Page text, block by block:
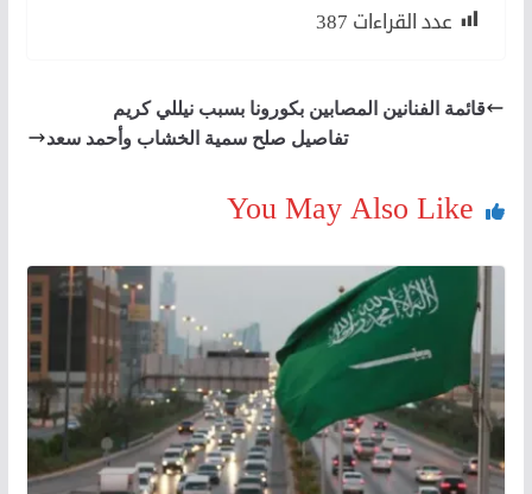
عدد القراءات 387
قائمة الفنانين المصابين بكورونا بسبب نيللي كريم
تفاصيل صلح سمية الخشاب وأحمد سعد
You May Also Like